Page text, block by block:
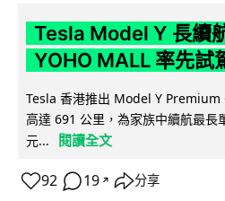
Tesla Model Y 長續
YOHO MALL 率先試
Tesla 香港推出 Model Y Premium
高達 691 公里，為家族中續航最長
元...
閱讀全文
92 19 ↗ 分享